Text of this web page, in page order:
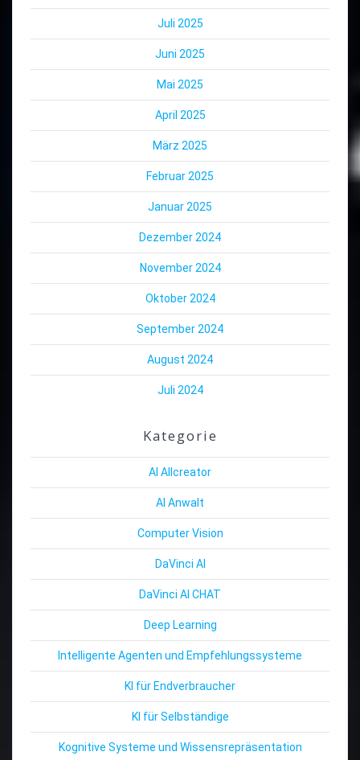
Juli 2025
Juni 2025
Mai 2025
April 2025
März 2025
Februar 2025
Januar 2025
Dezember 2024
November 2024
Oktober 2024
September 2024
August 2024
Juli 2024
Kategorie
AI Allcreator
AI Anwalt
Computer Vision
DaVinci AI
DaVinci AI CHAT
Deep Learning
Intelligente Agenten und Empfehlungssysteme
KI für Endverbraucher
KI für Selbständige
Kognitive Systeme und Wissensrepräsentation